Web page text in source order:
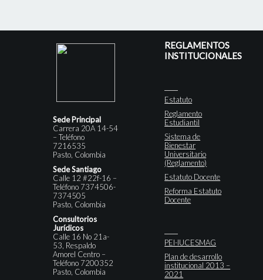
Sede Principal
Carrera 20A 14-54
– Teléfono
7216535
Pasto, Colombia
Sede Santiago
Calle 12 #22f-16 –
Teléfono 7374506-
7374505
Pasto, Colombia
Consultorios
Jurídicos
Calle 16 No 21a-
53, Respaldo
Amorel Centro –
Teléfono 7200352
Pasto, Colombia
REGLAMENTOS
INSTITUCIONALES
Estatuto
Reglamento
Estudiantil
Sistema de
Bienestar
Universitario
(Reglamento)
Estatuto Docente
Reforma Estatuto
Docente
PEI-IUCESMAG
Plan de desarrollo
institucional 2013 –
2021